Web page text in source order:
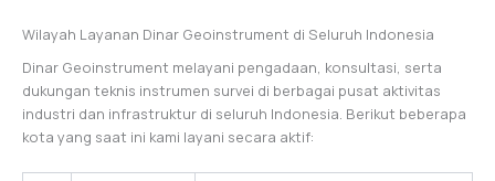
Wilayah Layanan Dinar Geoinstrument di Seluruh Indonesia
Dinar Geoinstrument melayani pengadaan, konsultasi, serta
dukungan teknis instrumen survei di berbagai pusat aktivitas
industri dan infrastruktur di seluruh Indonesia. Berikut beberapa
kota yang saat ini kami layani secara aktif: